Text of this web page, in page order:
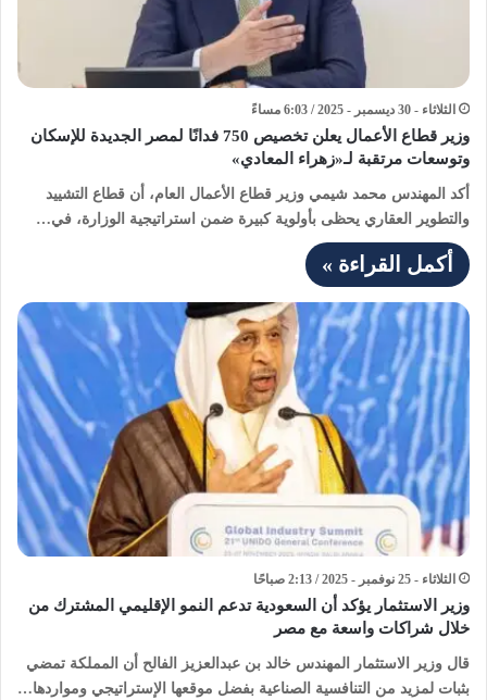
الثلاثاء - 30 ديسمبر - 2025 / 6:03 مساءً
وزير قطاع الأعمال يعلن تخصيص 750 فدانًا لمصر الجديدة للإسكان
وتوسعات مرتقبة لـ«زهراء المعادي»
أكد المهندس محمد شيمي وزير قطاع الأعمال العام، أن قطاع التشييد
والتطوير العقاري يحظى بأولوية كبيرة ضمن استراتيجية الوزارة، في…
أكمل القراءة »
الثلاثاء - 25 نوفمبر - 2025 / 2:13 صباحًا
وزير الاستثمار يؤكد أن السعودية تدعم النمو الإقليمي المشترك من
خلال شراكات واسعة مع مصر
قال وزير الاستثمار المهندس خالد بن عبدالعزيز الفالح أن المملكة تمضي
بثبات لمزيد من التنافسية الصناعية بفضل موقعها الإستراتيجي ومواردها…